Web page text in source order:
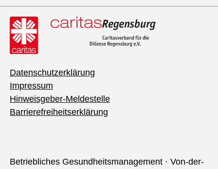
Datenschutzerklärung
Impressum
Hinweisgeber-Meldestelle
Barrierefreiheitserklärung
Betriebliches Gesundheitsmanagement · Von-der-